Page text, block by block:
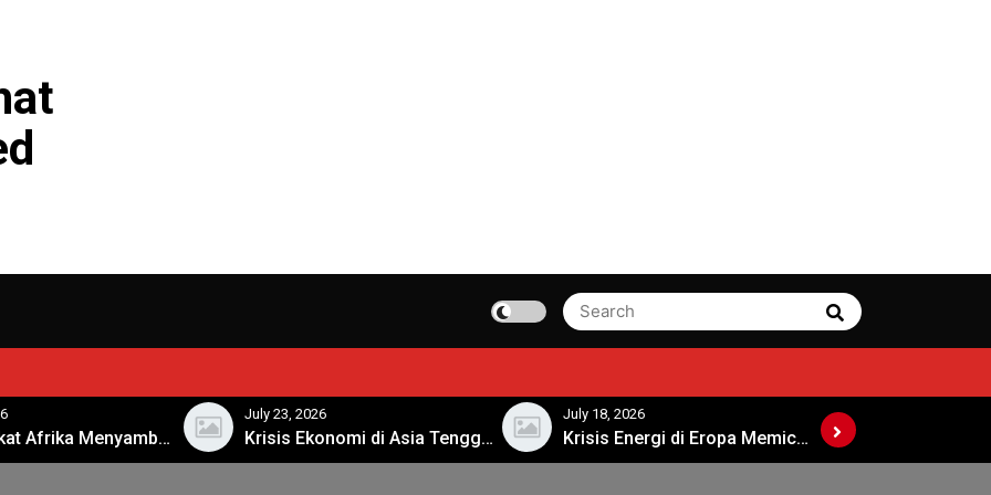
Search
for:
Search
Masyarakat Afrika Menyambut Era Digital dengan Penuh Harapan
July 23, 2026
Krisis Ekonomi di Asia Tenggara: Apa Langkah Selanjutnya?
July 18, 2026
Krisis Energi di Eropa Memicu Perdebatan Kebijakan